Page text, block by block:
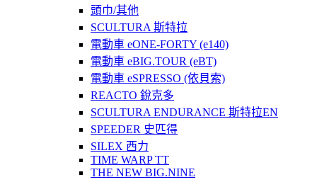
頭巾/其他
SCULTURA 斯特拉
電動車 eONE-FORTY (e140)
電動車 eBIG.TOUR (eBT)
電動車 eSPRESSO (依貝索)
REACTO 銳克多
SCULTURA ENDURANCE 斯特拉EN
SPEEDER 史匹得
SILEX 西力
TIME WARP TT
THE NEW BIG.NINE